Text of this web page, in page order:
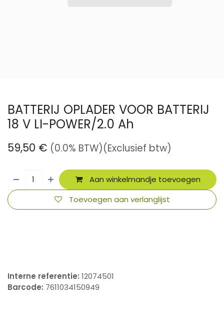
BATTERIJ OPLADER VOOR BATTERIJ
18 V LI-POWER/2.0 Ah
59,50 € (0.0% BTW)(Exclusief btw)
Aan winkelmandje toevoegen
Toevoegen aan verlanglijst
Interne referentie: 12074501
Barcode: 7611034150949